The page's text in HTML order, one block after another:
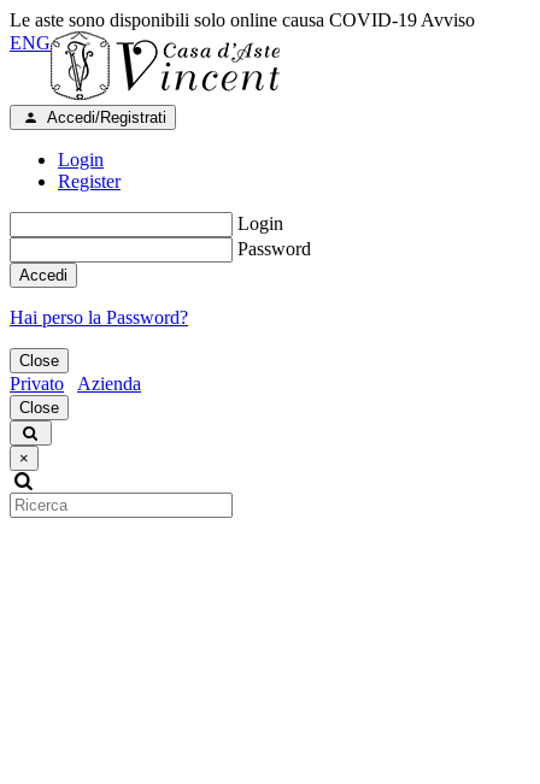
Le aste sono disponibili solo online causa COVID-19 Avviso
ENG
Accedi/Registrati
Login
Register
Login
Password
Accedi
Hai perso la Password?
Close
Privato Azienda
Close
×